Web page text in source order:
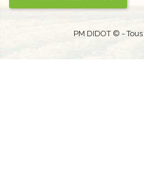
PM DIDOT © -